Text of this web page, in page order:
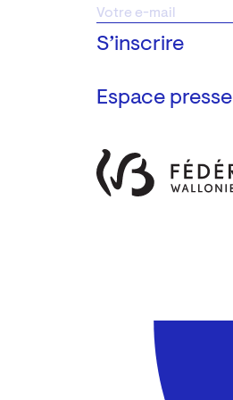
Espace presse